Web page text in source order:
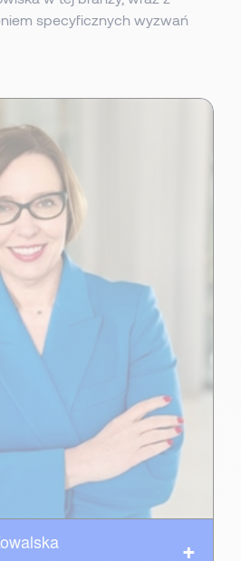
specyficznych wyzwań